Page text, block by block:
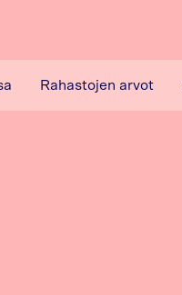
Rahastojen arvot